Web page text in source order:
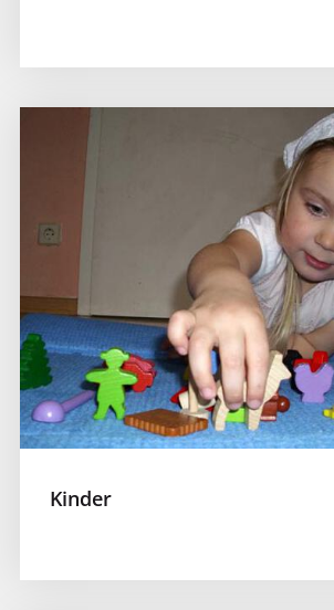
Kinder